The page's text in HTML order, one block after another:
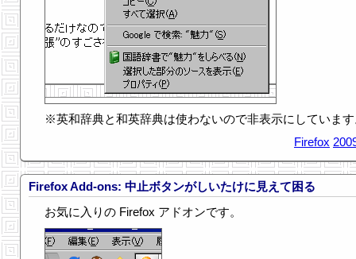
※英和辞典と和英辞典は使わないので非表示にしていま
Firefox
Firefox Add-ons: 中止ボタンがしいたけに見えて困る
お気に入りの Firefox アドオンです。